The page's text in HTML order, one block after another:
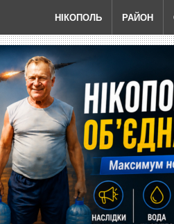
НІКОПОЛЬ РАЙОН